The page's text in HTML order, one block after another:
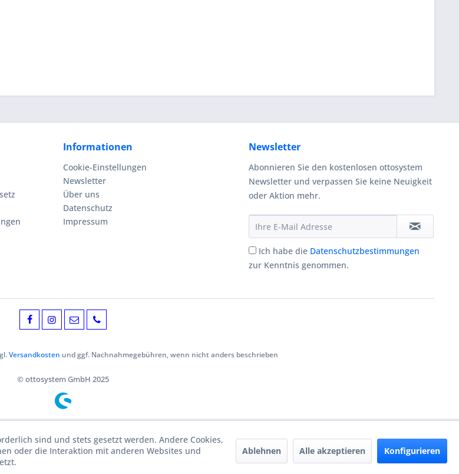
Informationen
Cookie-Einstellungen
Newsletter
Über uns
Datenschutz
Impressum
Newsletter
Abonnieren Sie den kostenlosen ottosystem
Newsletter und verpassen Sie keine Neuigkeit
oder Aktion mehr.
Ich habe die Datenschutzbestimmungen
zur Kenntnis genommen.
Versandkosten und ggf. Nachnahmegebühren, wenn nicht anders beschrieben
© ottosystem GmbH 2025
sind und stets gesetzt werden. Andere Cookies,
oder die Interaktion mit anderen Websites und
Ablehnen Alle akzeptieren Konfigurieren